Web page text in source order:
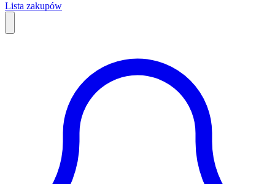
Lista zakupów